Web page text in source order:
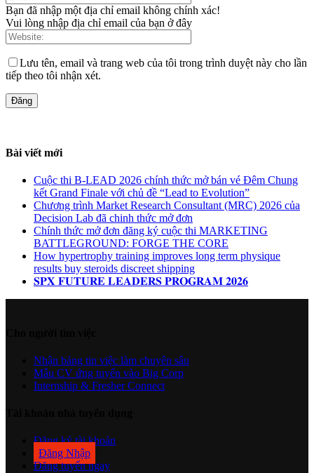
Bạn đã nhập một địa chỉ email không chính xác!
Vui lòng nhập địa chỉ email của bạn ở đây
Lưu tên, email và trang web của tôi trong trình duyệt này cho lần
tiếp theo tôi nhận xét.
Bài viết mới
Cuộc thi B-LEAD 2026 chính thức mở bán vé Đêm Chung
kết Grand Finale với chủ đề “Lead to Evolution”
Chương trình Market Research Consultant (MRC) 2026 của
Decision Lab đã chinh thức mở đơn
Chính thức mở đơn đăng ký cuộc thi MARKETING
BATTLEGROUND: FORGE THE CORE
How hypertrophy training improves long term physique
results buy steroids discreet shipping
𝐒𝐏𝐗 𝐅𝐔𝐓𝐔𝐑𝐄 𝐋𝐄𝐀𝐃𝐄𝐑𝐒 𝐏𝐑𝐎𝐆𝐑𝐀𝐌 𝟐𝟎𝟐𝟔
Nhận bảng tin việc làm chuyên sâu
Mẫu CV ứng tuyển vào Big Corp
Internship & Fresher Connect
Đăng ký tài khoản
Đăng Nhập
Đăng tuyển ngay